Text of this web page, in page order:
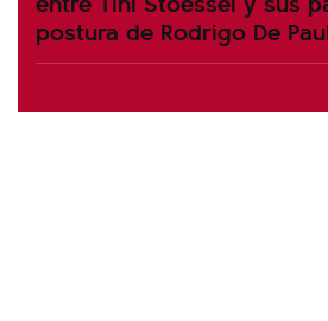
postura de Rodrigo De